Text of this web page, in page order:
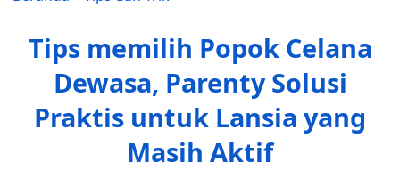
Tips memilih Popok Celana
Dewasa, Parenty Solusi
Praktis untuk Lansia yang
Masih Aktif